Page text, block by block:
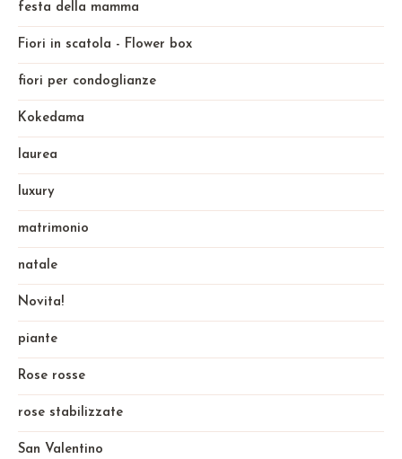
festa della mamma
Fiori in scatola - Flower box
fiori per condoglianze
Kokedama
laurea
luxury
matrimonio
natale
Novita!
piante
Rose rosse
rose stabilizzate
San Valentino